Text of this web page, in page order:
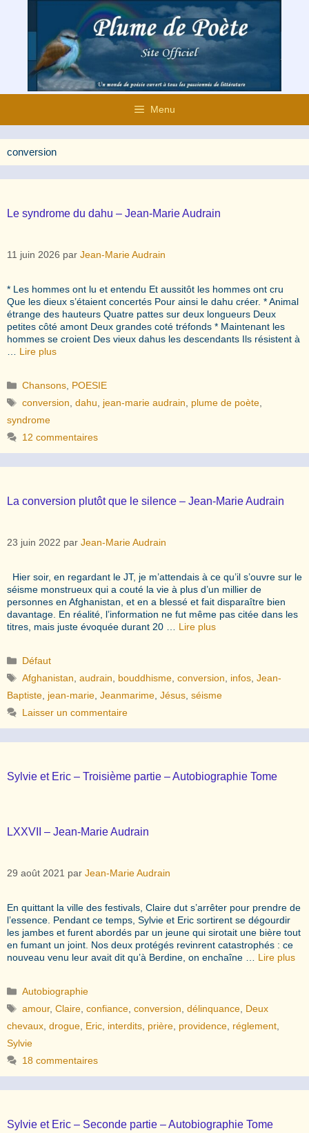
contenu
Menu
conversion
Le syndrome du dahu – Jean-Marie Audrain
11 juin 2026 par Jean-Marie Audrain
* Les hommes ont lu et entendu Et aussitôt les hommes ont cru
Que les dieux s’étaient concertés Pour ainsi le dahu créer. * Animal
étrange des hauteurs Quatre pattes sur deux longueurs Deux
petites côté amont Deux grandes coté tréfonds * Maintenant les
hommes se croient Des vieux dahus les descendants Ils résistent à
Lire plus
Catégories
Chansons POESIE
Étiquettes
conversion ,dahu jean-marie audrain plume de poète
syndrome
12 commentaires
La conversion plutôt que le silence – Jean-Marie Audrain
23 juin 2022 par Jean-Marie Audrain
Hier soir, en regardant le JT, je m’attendais à ce qu’il s’ouvre sur le
séisme monstrueux qui a couté la vie à plus d’un millier de
personnes en Afghanistan, et en a blessé et fait disparaître bien
davantage. En réalité, l’information ne fut même pas citée dans les
titres, mais juste évoquée durant 20 … Lire plus
Catégories
Défaut
Étiquettes
Afghanistan ,audrain bouddhisme ,conversion infos ,Jean-
Baptiste jean-marie Jeanmarime Jésus séisme
Laisser un commentaire
Sylvie et Eric – Troisième partie – Autobiographie Tome
LXXVII – Jean-Marie Audrain
29 août 2021 par Jean-Marie Audrain
En quittant la ville des festivals, Claire dut s’arrêter pour prendre de
l’essence. Pendant ce temps, Sylvie et Eric sortirent se dégourdir
les jambes et furent abordés par un jeune qui sirotait une bière tout
en fumant un joint. Nos deux protégés revinrent catastrophés : ce
nouveau venu leur avait dit qu’à Berdine, on enchaîne … Lire plus
Catégories
Autobiographie
Étiquettes
amour,Claire ,confiance ,conversion ,délinquance Deux
chevaux drogue Eric interdits prière providence réglement
Sylvie
18 commentaires
Sylvie et Eric – Seconde partie – Autobiographie Tome